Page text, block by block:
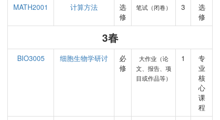
MATH2001 计算方法
选
修
笔试（闭卷） 3
选
修
3春
BIO3005 细胞生物学研讨
必
修
大作业（论
文、报告、项
目或作品等）
1
专
业
核
心
课
程